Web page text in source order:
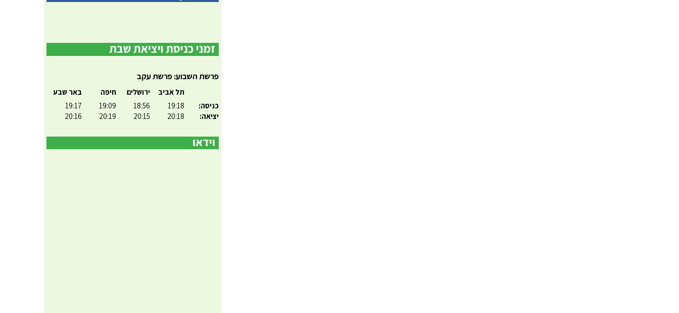
פרשת השבוע: פרשת עקב
כניסה:
יציאה:
תל אביב
19:18
20:18
ירושלים
18:56
20:15
חיפה
19:09
20:19
באר שבע
19:17
20:16